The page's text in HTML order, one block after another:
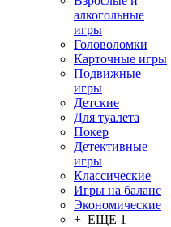
алкогольные
игры
Головоломки
Карточные игры
Подвижные
игры
Детские
Для туалета
Покер
Детективные
игры
Классические
Игры на баланс
Экономические
+ ЕЩЕ 1